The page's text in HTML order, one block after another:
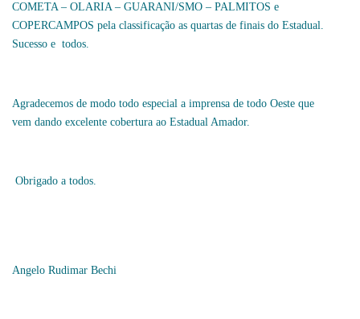
COMETA – OLARIA – GUARANI/SMO – PALMITOS e
COPERCAMPOS pela classificação as quartas de finais do Estadual.
Sucesso e todos.
Agradecemos de modo todo especial a imprensa de todo Oeste que
vem dando excelente cobertura ao Estadual Amador.
Obrigado a todos.
Angelo Rudimar Bechi